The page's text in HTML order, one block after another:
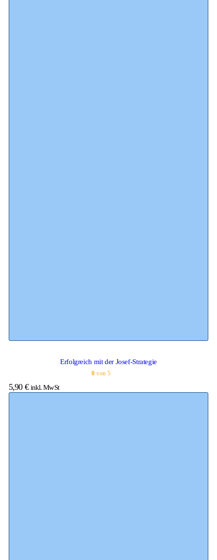
Erfolgreich mit der Josef-Strategie
0 von 5
5,90 € inkl. MwSt